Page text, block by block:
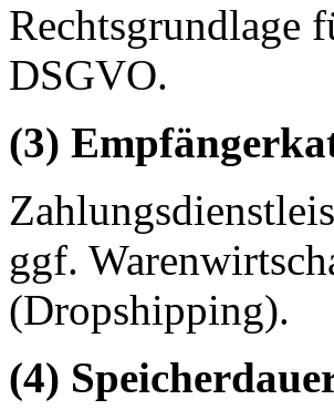
Rechtsgrundlage
DSGVO.
(3)
ggf.
(Dropshipping).
(4)